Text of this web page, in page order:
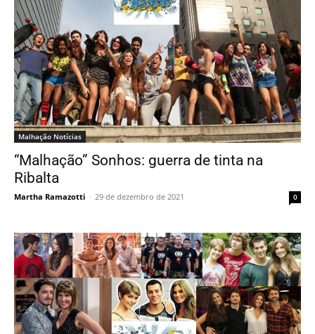
Malhação Notícias
“Malhação” Sonhos: guerra de tinta na
Ribalta
Martha Ramazotti - 29 de dezembro de 2021 0